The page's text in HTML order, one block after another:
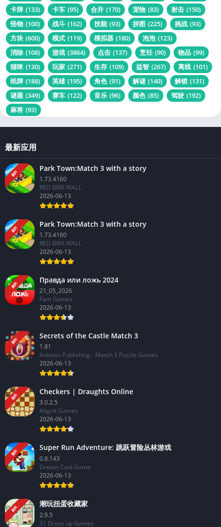
卡牌 (133) 卡车 (95) 合并 (170) 宠物 (83) 射击 (150)
怪物 (100) 战斗 (162) 技能 (93) 拼图 (225) 挑战 (93)
方块 (600) 模式 (119) 模拟器 (180) 泡泡 (123)
消除 (108) 游戏 (3864) 点击 (137) 烹饪 (90) 物品 (99)
猫咪 (130) 玩家 (271) 生存 (109) 益智 (267) 离线 (101)
纸牌 (188) 英雄 (195) 角色 (91) 解谜 (140) 解锁 (131)
谜题 (349) 赛车 (122) 音乐 (96) 颜色 (85) 驾驶 (192)
麻将 (93)
最新应用
新的
Park Town:Match 3 with a story
1.73.4160
RED BRIX WALL
2026-06-13
新的
Park Town:Match 3 with a story
1.73.4160
RED BRIX WALL
2026-06-13
新的
Правда или ложь 2024
21_05_2026
Fam Games
2026-06-13
新的
Secrets of the Castle Match 3
1.81
Animan Publishing - Match 3 Puzzle Games
2026-06-13
新的
Checkers | Draughts Online
3.0.2.5
AlignIt Games
2026-06-13
新的
Super Run Adventure: 跳跃冒险丛林游戏
0.8.143
Dream Cool Game
2026-06-13
新的
潮玩扭蛋收藏家
2.9.5
31 Dress up Games